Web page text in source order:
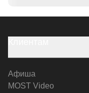
Афиша
MOST Video